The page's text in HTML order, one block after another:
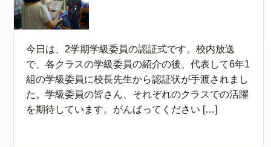
今日は、2学期学級委員の認証式です。校内放送
で、各クラスの学級委員の紹介の後、代表して6年1
組の学級委員に校長先生から認証状が手渡されまし
た。学級委員の皆さん、それぞれのクラスでの活躍
を期待しています。がんばってください […]